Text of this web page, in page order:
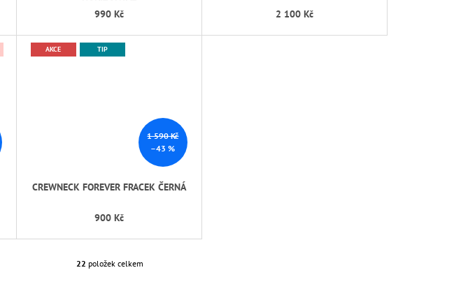
990 Kč
2 100 Kč
1 590 Kč
–43 %
AKCE TIP
CREWNECK FOREVER FRACEK ČERNÁ
900 Kč
O
22 položek celkem